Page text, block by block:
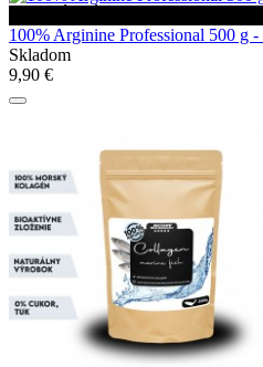
100% Arginine Professional 500 g
Skladom
9,90 €